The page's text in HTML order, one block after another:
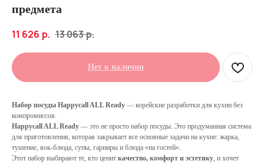
предмета
11 626 р. 13 063р.
Нет в наличии
Набор посуды Happycall ALL Ready — корейские разработки для кухни без
компромиссов.
Happycall ALL Ready — это не просто набор посуды. Это продуманная система
для приготовления, которая закрывает все основные задачи на кухне: жарка,
тушение, вок-блюда, супы, гарниры и блюда «на гостей».
Этот набор выбирают те, кто ценит качество, комфорт и эстетику, и хочет